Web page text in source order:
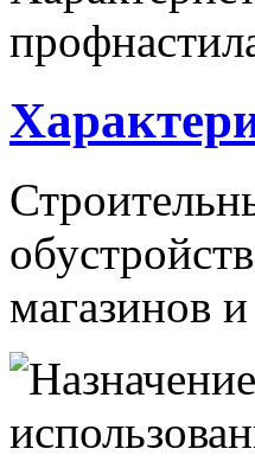
магазинов